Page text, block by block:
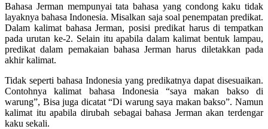
Bahasa Jerman mempunyai tata bahasa yang condong kaku tidak
layaknya bahasa Indonesia. Misalkan saja soal penempatan predikat.
Dalam kalimat bahasa Jerman, posisi predikat harus di tempatkan
pada urutan ke-2. Selain itu apabila dalam kalimat bentuk lampau,
predikat dalam pemakaian bahasa Jerman harus diletakkan pada
akhir kalimat.
Tidak seperti bahasa Indonesia yang predikatnya dapat disesuaikan.
Contohnya kalimat bahasa Indonesia “saya makan bakso di
warung”, Bisa juga dicatat “Di warung saya makan bakso”. Namun
kalimat itu apabila dirubah sebagai bahasa Jerman akan terdengar
kaku sekali.